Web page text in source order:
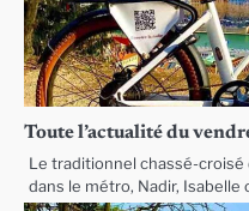
Toute l’actualité du
Le traditionnel chassé-croisé
dans le métro, Nadir, Isabelle